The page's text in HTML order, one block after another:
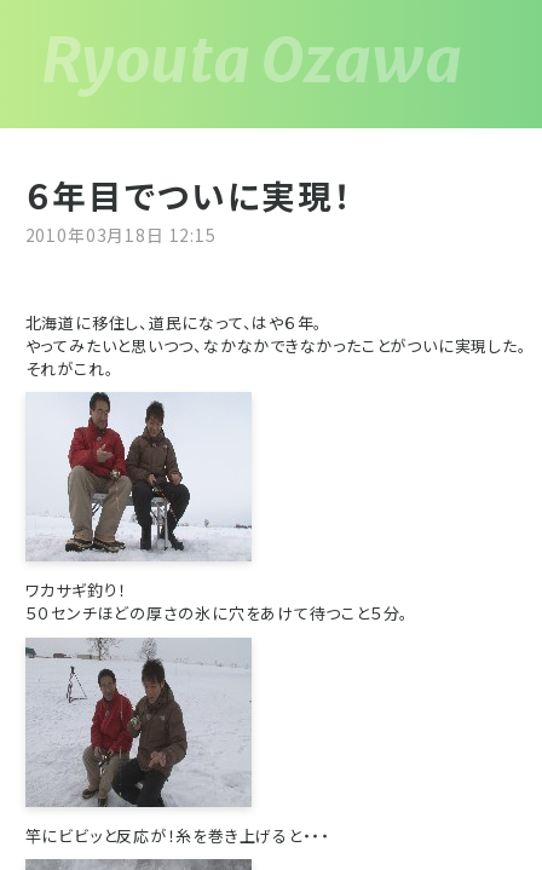
６年目でついに実現！
2010年03月18日 12:15
北海道に移住し、道民になって、はや６年。
やってみたいと思いつつ、なかなかできなかったことがついに実現した。
それがこれ。
ワカサギ釣り！
５０センチほどの厚さの氷に穴をあけて待つこと５分。
竿にビビッと反応が！糸を巻き上げると・・・